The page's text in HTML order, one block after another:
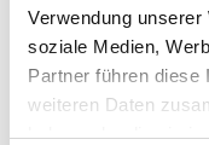
Verwendung
soziale Medien,
Partner führen diese
weiteren Daten
haben oder die sie
Anwendung